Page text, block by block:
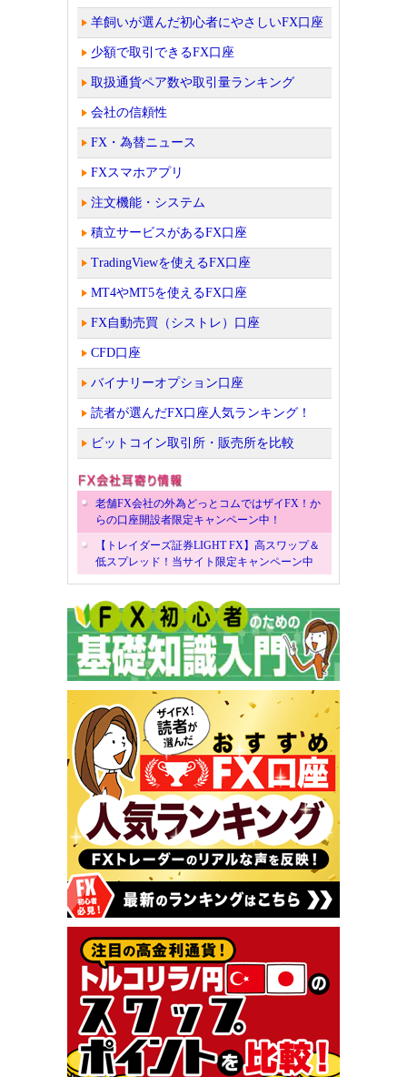
羊飼いが選んだ初心者にやさしいFX口座
少額で取引できるFX口座
取扱通貨ペア数や取引量ランキング
会社の信頼性
FX・為替ニュース
FXスマホアプリ
注文機能・システム
積立サービスがあるFX口座
TradingViewを使えるFX口座
MT4やMT5を使えるFX口座
FX自動売買（シストレ）口座
CFD口座
バイナリーオプション口座
読者が選んだFX口座人気ランキング！
ビットコイン取引所・販売所を比較
老舗FX会社の外為どっとコムではザイFX！か
らの口座開設者限定キャンペーン中！
【トレイダーズ証券LIGHT FX】高スワップ＆
低スプレッド！当サイト限定キャンペーン中